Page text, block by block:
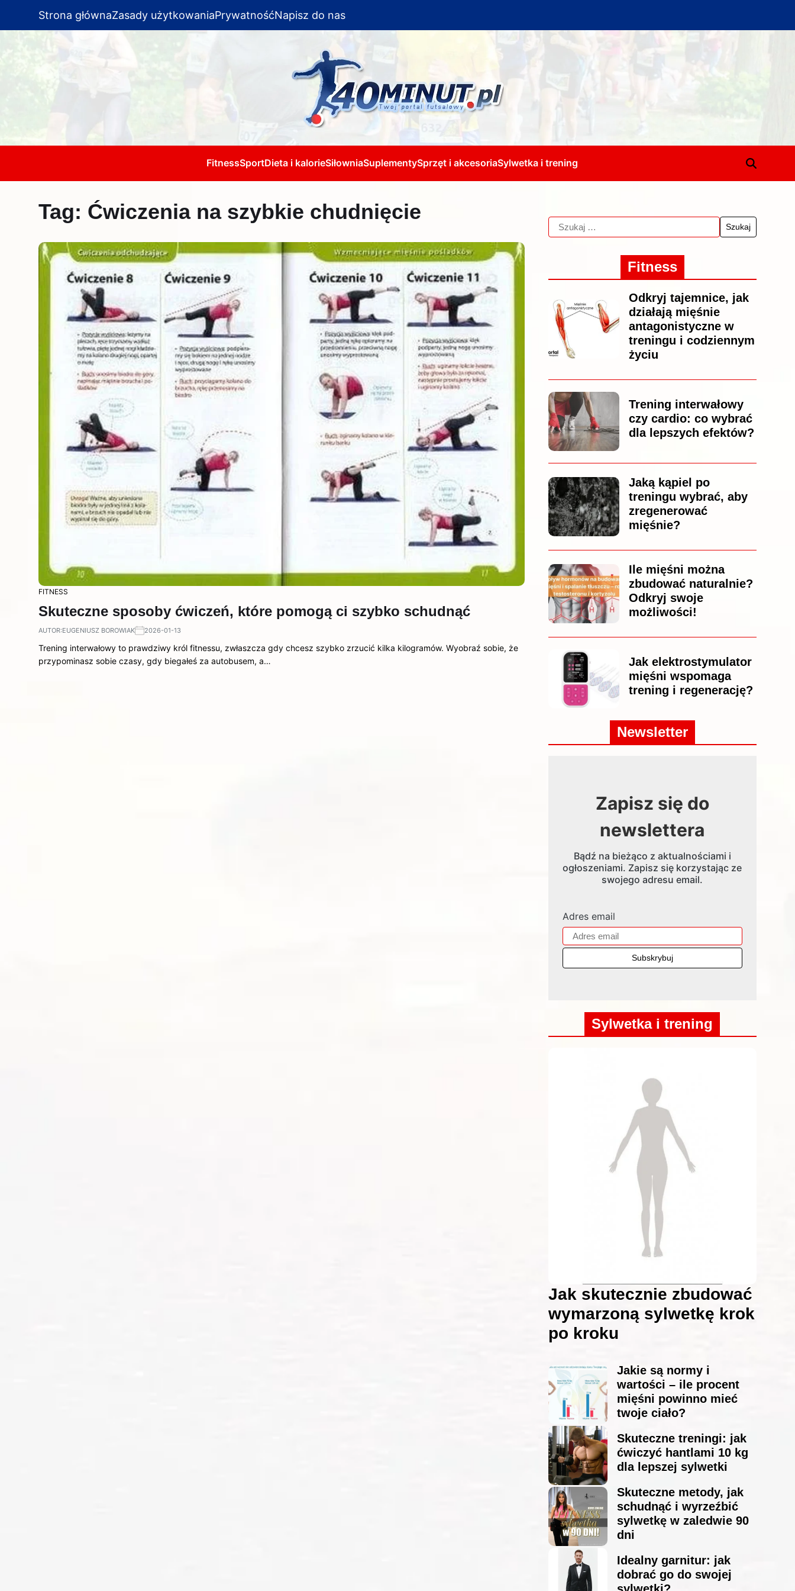
Strona głównaZasady użytkowaniaPrywatnośćNapisz do nas
FitnessSportDieta i kalorieSiłowniaSuplementySprzęt i akcesoriaSylwetka i trening
Tag: Ćwiczenia na szybkie chudnięcie
FITNESS
Skuteczne sposoby ćwiczeń, które pomogą ci szybko schudnąć
AUTOR:EUGENIUSZ BOROWIAK 2026-01-13
Trening interwałowy to prawdziwy król fitnessu, zwłaszcza gdy chcesz szybko zrzucić kilka kilogramów. Wyobraź sobie, że
przypominasz sobie czasy, gdy biegałeś za autobusem, a…
Fitness
Odkryj tajemnice, jak
działają mięśnie
antagonistyczne w
treningu i codziennym
życiu
Trening interwałowy
czy cardio: co wybrać
dla lepszych efektów?
Jaką kąpiel po
treningu wybrać, aby
zregenerować
mięśnie?
Ile mięśni można
zbudować naturalnie?
Odkryj swoje
możliwości!
Jak elektrostymulator
mięśni wspomaga
trening i regenerację?
Newsletter
Zapisz się do
newslettera
Bądź na bieżąco z aktualnościami i
ogłoszeniami. Zapisz się korzystając ze
swojego adresu email.
Adres email
Sylwetka i trening
Jak skutecznie zbudować
wymarzoną sylwetkę krok
po kroku
Jakie są normy i
wartości – ile procent
mięśni powinno mieć
twoje ciało?
Skuteczne treningi: jak
ćwiczyć hantlami 10 kg
dla lepszej sylwetki
Skuteczne metody, jak
schudnąć i wyrzeźbić
sylwetkę w zaledwie 90
dni
Idealny garnitur: jak
dobrać go do swojej